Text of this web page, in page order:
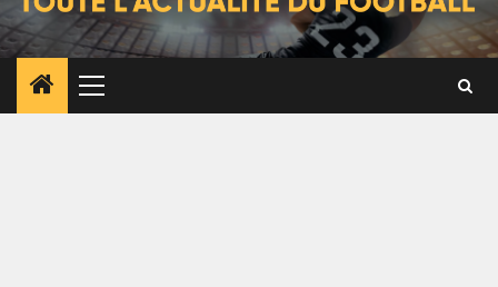
Menu
principal